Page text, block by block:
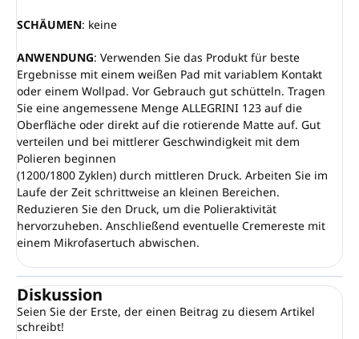
SCHÄUMEN: keine
ANWENDUNG: Verwenden Sie das Produkt für beste
Ergebnisse mit einem weißen Pad mit variablem Kontakt
oder einem Wollpad. Vor Gebrauch gut schütteln. Tragen
Sie eine angemessene Menge ALLEGRINI 123 auf die
Oberfläche oder direkt auf die rotierende Matte auf. Gut
verteilen und bei mittlerer Geschwindigkeit mit dem
Polieren beginnen
(1200/1800 Zyklen) durch mittleren Druck. Arbeiten Sie im
Laufe der Zeit schrittweise an kleinen Bereichen.
Reduzieren Sie den Druck, um die Polieraktivität
hervorzuheben. Anschließend eventuelle Cremereste mit
einem Mikrofasertuch abwischen.
Diskussion
Seien Sie der Erste, der einen Beitrag zu diesem Artikel
schreibt!